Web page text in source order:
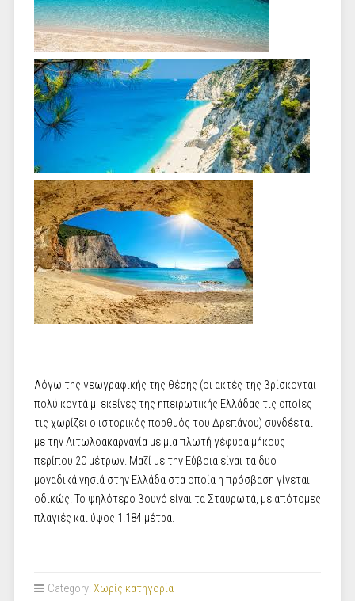
Λόγω της γεωγραφικής της θέσης (οι ακτές της βρίσκονται
πολύ κοντά μ' εκείνες της ηπειρωτικής Ελλάδας τις οποίες
τις χωρίζει ο ιστορικός πορθμός του Δρεπάνου) συνδέεται
με τηνΑιτωλοακαρνανίαμε μια πλωτή γέφυρα μήκους
περίπου 20 μέτρων. Μαζί με την Εύβοιαείναι τα δυο
μοναδικά νησιά στην Ελλάδαστα οποία η πρόσβαση γίνεται
οδικώς. Το ψηλότερο βουνό είναι τα Σταυρωτά, με απότομες
πλαγιές και ύψος 1.184 μέτρα.
Category: Χωρίς κατηγορία